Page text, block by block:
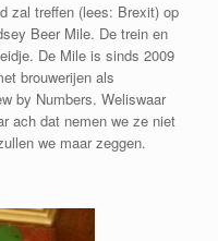
zal treffen (lees: Brexit) op
Beer Mile. De trein en
De Mile is sinds 2009
brouwerijen als
by Numbers. Weliswaar
ach dat nemen we ze niet
we maar zeggen.